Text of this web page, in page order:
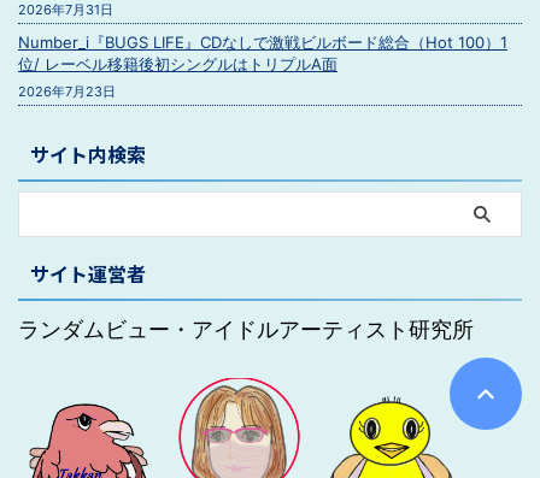
2026年7月31日
Number_i『BUGS LIFE』CDなしで激戦ビルボード総合（Hot 100）1
位/ レーベル移籍後初シングルはトリプルA面
2026年7月23日
サイト内検索
サイト運営者
ランダムビュー・アイドルアーティスト研究所